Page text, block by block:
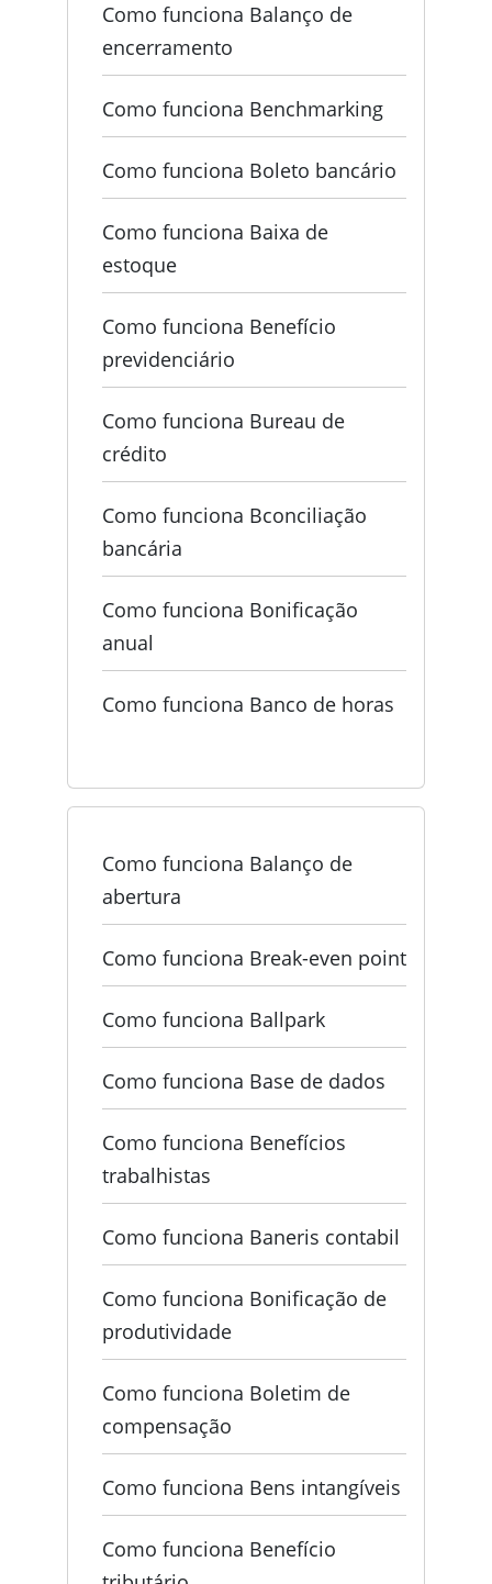
Como funciona Balanço de
encerramento
Como funciona Benchmarking
Como funciona Boleto bancário
Como funciona Baixa de
estoque
Como funciona Benefício
previdenciário
Como funciona Bureau de
crédito
Como funciona Bconciliação
bancária
Como funciona Bonificação
anual
Como funciona Banco de horas
Como funciona Balanço de
abertura
Como funciona Break-even point
Como funciona Ballpark
Como funciona Base de dados
Como funciona Benefícios
trabalhistas
Como funciona Baneris contabil
Como funciona Bonificação de
produtividade
Como funciona Boletim de
compensação
Como funciona Bens intangíveis
Como funciona Benefício